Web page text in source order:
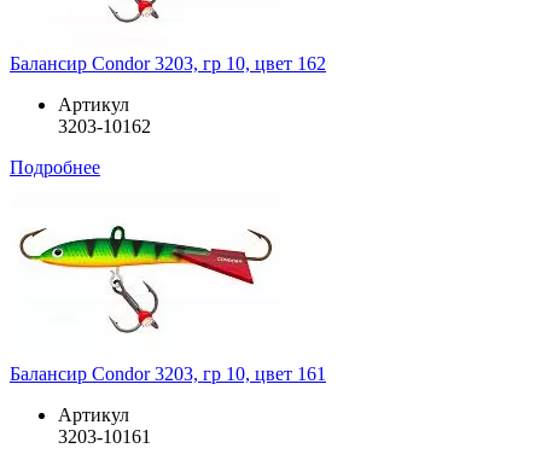
Балансир Condor 3203, гр 10, цвет 162
Артикул
3203-10162
Подробнее
Балансир Condor 3203, гр 10, цвет 161
Артикул
3203-10161